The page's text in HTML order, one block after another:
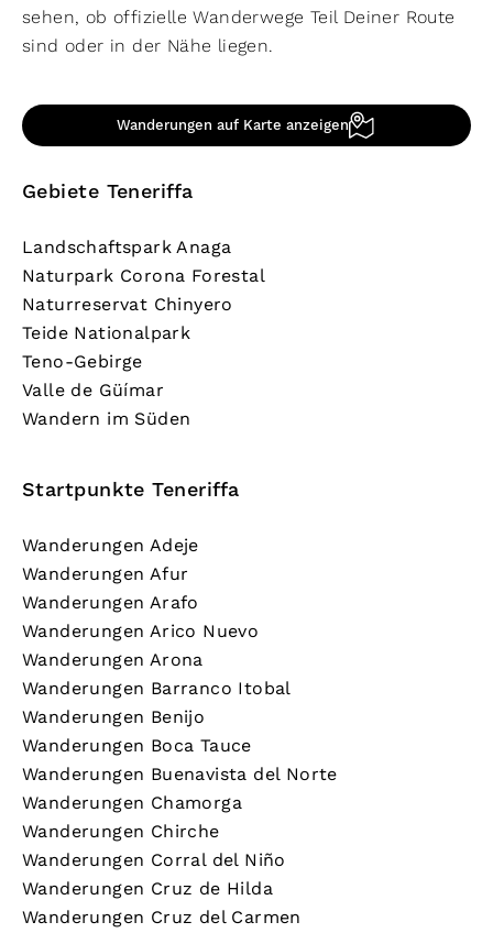
sehen, ob offizielle Wanderwege Teil Deiner Route
sind oder in der Nähe liegen.
Wanderungen auf Karte anzeigen
Gebiete Teneriffa
Landschaftspark Anaga
Naturpark Corona Forestal
Naturreservat Chinyero
Teide Nationalpark
Teno-Gebirge
Valle de Güímar
Wandern im Süden
Startpunkte Teneriffa
Wanderungen Adeje
Wanderungen Afur
Wanderungen Arafo
Wanderungen Arico Nuevo
Wanderungen Arona
Wanderungen Barranco Itobal
Wanderungen Benijo
Wanderungen Boca Tauce
Wanderungen Buenavista del Norte
Wanderungen Chamorga
Wanderungen Chirche
Wanderungen Corral del Niño
Wanderungen Cruz de Hilda
Wanderungen Cruz del Carmen